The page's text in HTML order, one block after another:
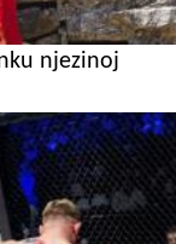
njezinoj